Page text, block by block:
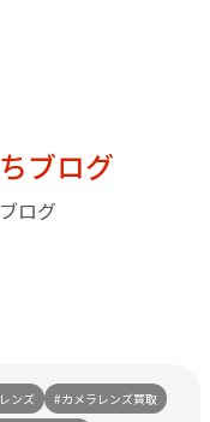
ブログ
ログ
ンズ
#カメラレンズ買取